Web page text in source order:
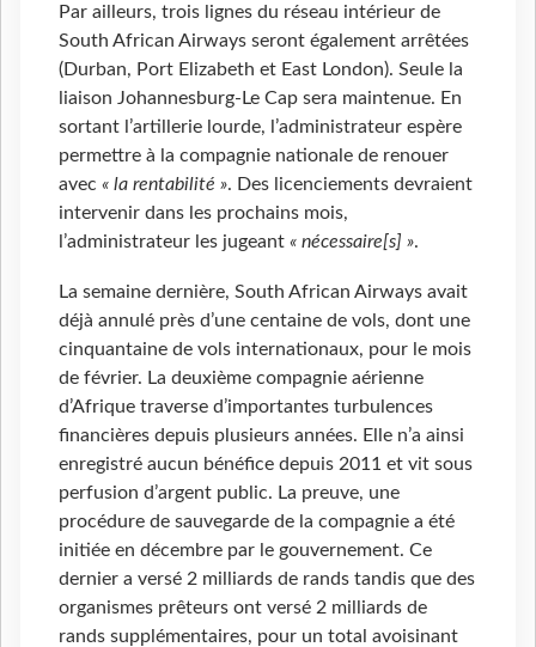
Par ailleurs, trois lignes du réseau intérieur de
South African Airways seront également arrêtées
(Durban, Port Elizabeth et East London). Seule la
liaison Johannesburg-Le Cap sera maintenue. En
sortant l’artillerie lourde, l’administrateur espère
permettre à la compagnie nationale de renouer
avec « la rentabilité ». Des licenciements devraient
intervenir dans les prochains mois,
l’administrateur les jugeant « nécessaire[s] ».
La semaine dernière, South African Airways avait
déjà annulé près d’une centaine de vols, dont une
cinquantaine de vols internationaux, pour le mois
de février. La deuxième compagnie aérienne
d’Afrique traverse d’importantes turbulences
financières depuis plusieurs années. Elle n’a ainsi
enregistré aucun bénéfice depuis 2011 et vit sous
perfusion d’argent public. La preuve, une
procédure de sauvegarde de la compagnie a été
initiée en décembre par le gouvernement. Ce
dernier a versé 2 milliards de rands tandis que des
organismes prêteurs ont versé 2 milliards de
rands supplémentaires, pour un total avoisinant